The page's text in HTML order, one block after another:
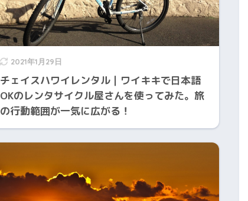
2021年1月29日
チェイスハワイレンタル｜ワイキキで日本語
OKのレンタサイクル屋さんを使ってみた。旅
の行動範囲が一気に広がる！